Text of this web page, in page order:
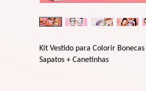
Kit Vestido para Colorir
Sapatos + Canetinhas